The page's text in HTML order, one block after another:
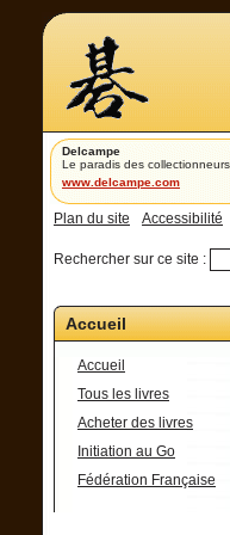
Delcampe
Le paradis des collectionneurs
www.delcampe.com
Plan du site Accessibilité
Rechercher sur ce site :
Accueil
Accueil
Tous les livres
Acheter des livres
Initiation au Go
Fédération Française